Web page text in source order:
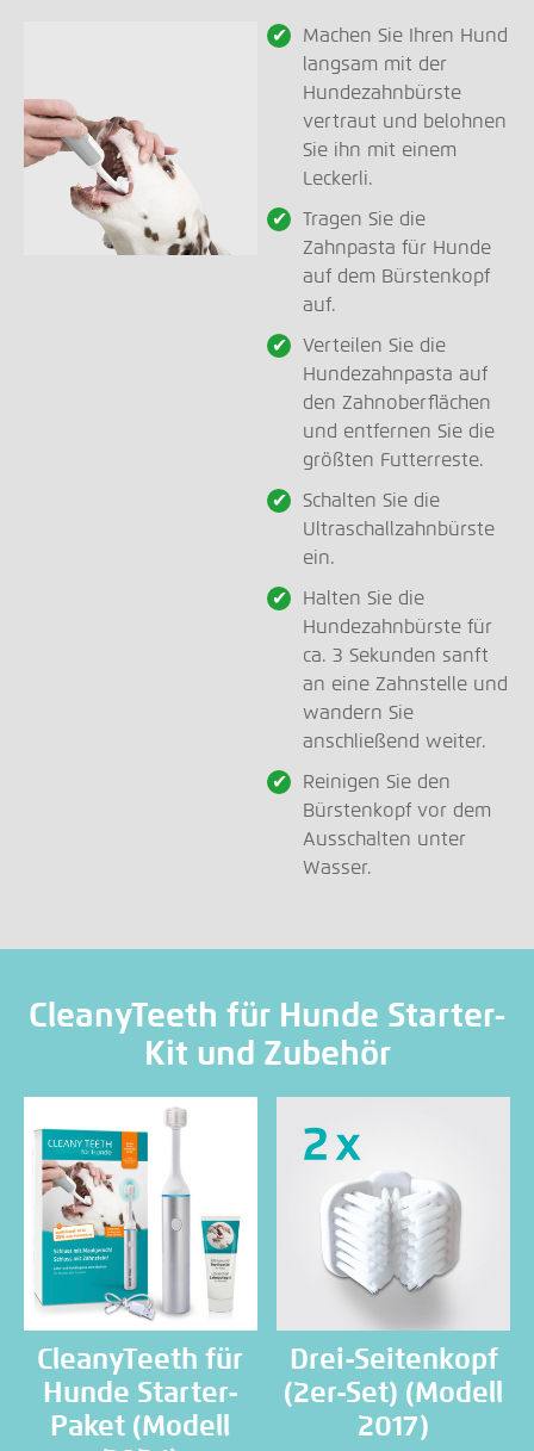
Machen Sie Ihren Hund
langsam mit der
Hundezahnbürste
vertraut und belohnen
Sie ihn mit einem
Leckerli.
Tragen Sie die
Zahnpasta für Hunde
auf dem Bürstenkopf
auf.
Verteilen Sie die
Hundezahnpasta auf
den Zahnoberflächen
und entfernen Sie die
größten Futterreste.
Schalten Sie die
Ultraschallzahnbürste
ein.
Halten Sie die
Hundezahnbürste für
ca. 3 Sekunden sanft
an eine Zahnstelle und
wandern Sie
anschließend weiter.
Reinigen Sie den
Bürstenkopf vor dem
Ausschalten unter
Wasser.
CleanyTeeth für Hunde Starter-
Kit und Zubehör
CleanyTeeth für
Hunde Starter-
Paket (Modell
Drei-Seitenkopf
(2er-Set) (Modell
2017)